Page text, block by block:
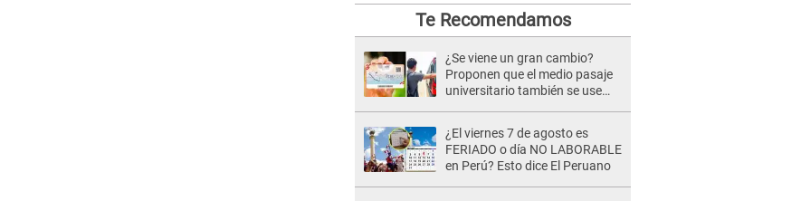
Te Recomendamos
¿Se viene un gran cambio?
Proponen que el medio pasaje
universitario también se use
¿El viernes 7 de agosto es
FERIADO o día NO LABORABLE
en Perú? Esto dice El Peruano